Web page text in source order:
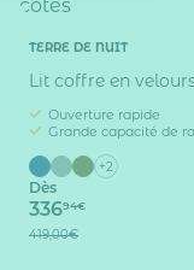
TERRE DE NUIT
Lit coffre en
Ouverture rapide
Grande capacité de
+2
Dès
33694€
419,00€